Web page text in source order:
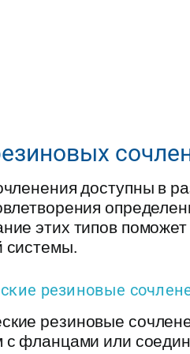
доступны в
этих типов
системы.
резиновые
резиновые
с фланцами или